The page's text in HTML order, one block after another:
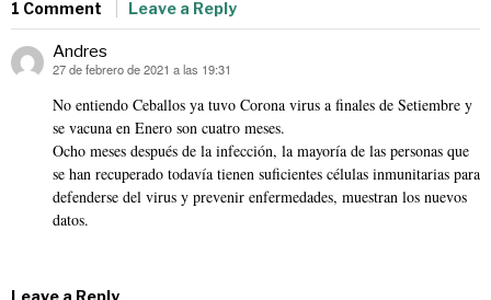
1 Comment Leave a Reply
Andres
dice:
27 de febrero de 2021 a las 19:31
No entiendo Ceballos ya tuvo Corona virus a finales de Setiembre y
se vacuna en Enero son cuatro meses.
Ocho meses después de la infección, la mayoría de las personas que
se han recuperado todavía tienen suficientes células inmunitarias para
defenderse del virus y prevenir enfermedades, muestran los nuevos
datos.